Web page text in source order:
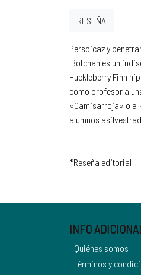
Perspicaz y
Botchan es un
Huckleberry Finn
como profesor a
«Camisarroja» o el
alumnos
*Reseña editorial
RESEÑA
INFO
Quiénes somos
Términos y